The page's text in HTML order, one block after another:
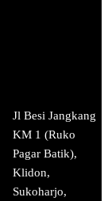
Jl Besi Jangkang
KM 1 (Ruko
Pagar Batik),
Klidon,
Sukoharjo,